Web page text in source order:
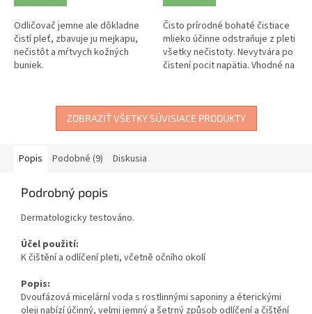
Odličovač jemne ale dôkladne
čistí pleť, zbavuje ju mejkapu,
nečistôt a mŕtvych kožných
buniek.
Čisto prírodné bohaté čistiace
mlieko účinne odstraňuje z pleti
všetky nečistoty. Nevytvára po
čistení pocit napätia. Vhodné na
ZOBRAZIŤ VŠETKY SÚVISIACE PRODUKTY
Popis Podobné (9) Diskusia
Podrobný popis
Dermatologicky testováno.
Účel použití:
K čištění a odlíčení pleti, včetně očního okolí
Popis:
Dvoufázová micelární voda s rostlinnými saponiny a éterickými
oleji nabízí účinný, velmi jemný a šetrný způsob odlíčení a čištění